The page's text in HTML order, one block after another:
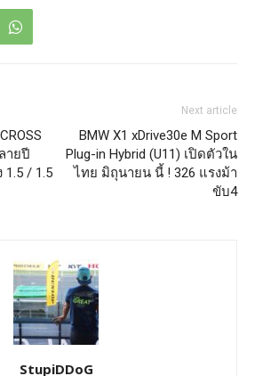
ายปี
1.5 / 1.5
Next article
BMW X1 xDrive30e M Sport
Plug-in Hybrid (U11) เปิดตัวใน
ไทย มิถุนายน นี้ ! 326 แรงม้า
ขับ4
StupiDDoG